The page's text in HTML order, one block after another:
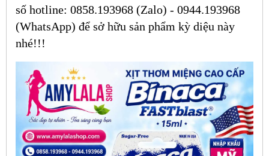
số hotline: 0858.193968 (Zalo) - 0944.193968
(WhatsApp) để sở hữu sản phẩm kỳ diệu này
nhé!!!